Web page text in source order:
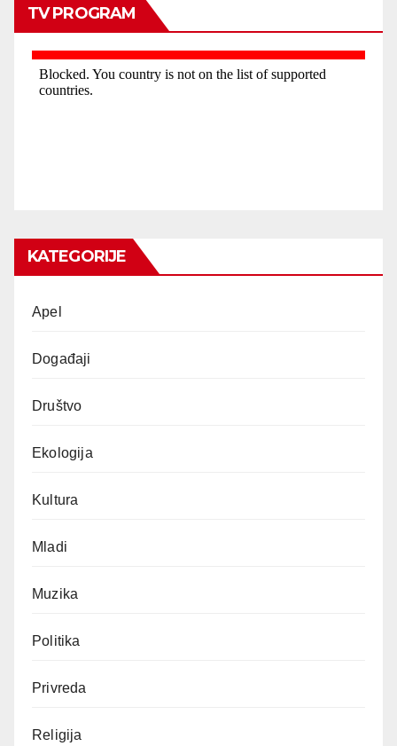
TV PROGRAM
KATEGORIJE
Apel
Događaji
Društvo
Ekologija
Kultura
Mladi
Muzika
Politika
Privreda
Religija